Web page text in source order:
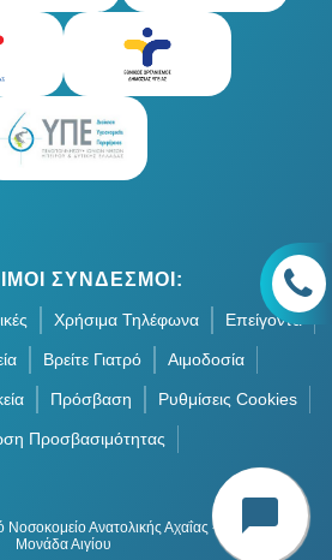
chat_bubble
ΣΥΝΔΕΣΜΟΙ:
Χρήσιμα Τηλέφωνα Επείγοντα
Βρείτε Γιατρό Αιμοδοσία
Πρόσβαση Ρυθμίσεις Cookies
Προσβασιμότητας
Ανατολικής Αχαΐας - Οργανική
Μονάδα Αιγίου